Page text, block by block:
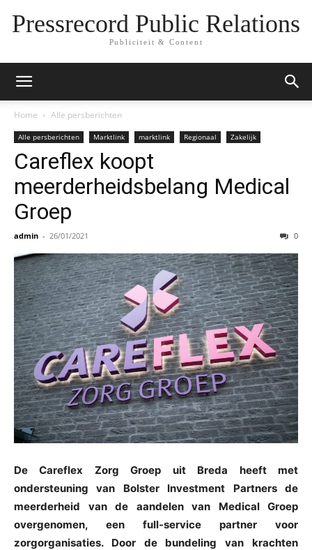
Pressrecord Public Relations
Publiciteit & Content
Home Alle persberichten
Alle persberichten Marktlink marktlink Regionaal Zakelijk
Careflex koopt
meerderheidsbelang Medical
Groep
admin - 26/01/2021 0
De Careflex Zorg Groep uit Breda heeft met
ondersteuning van Bolster Investment Partners de
meerderheid van de aandelen van Medical Groep
overgenomen, een full-service partner voor
zorgorganisaties. Door de bundeling van krachten